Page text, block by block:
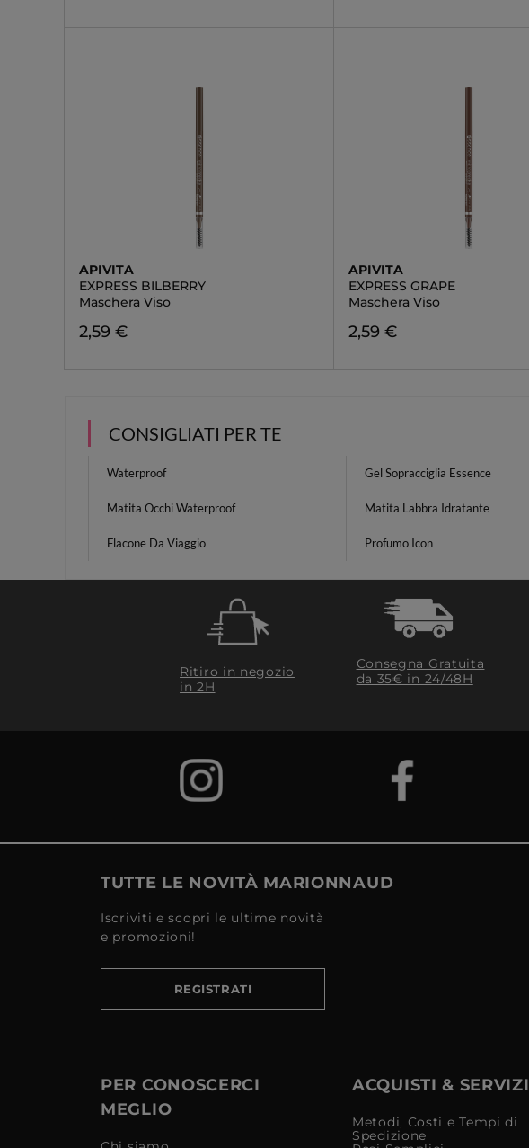
APIVITA
EXPRESS BILBERRY
Maschera Viso
2,59 €
APIVITA
EXPRESS GRAPE
Maschera Viso
2,59 €
CONSIGLIATI PER TE
Waterproof Gel Sopracciglia Essence
Matita Occhi Waterproof Matita Labbra Idratante
Flacone Da Viaggio Profumo Icon
Ritiro in negozio
in 2H
Consegna Gratuita
da 35€​ in 24/48H
TUTTE LE NOVITÀ MARIONNAUD
Iscriviti e scopri le ultime novità
e promozioni!
REGISTRATI
PER CONOSCERCI
MEGLIO
ACQUISTI & SERVIZI
Metodi, Costi e Tempi di
Spedizione